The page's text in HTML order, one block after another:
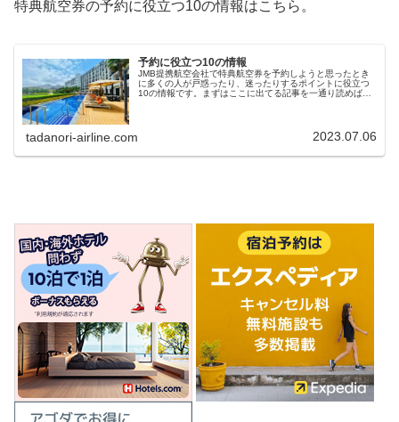
特典航空券の予約に役立つ10の情報はこちら。
予約に役立つ10の情報
JMB提携航空会社で特典航空券を予約しようと思ったとき
に多くの人が戸惑ったり、迷ったりするポイントに役立つ
10の情報です。まずはここに出てる記事を一通り読めばス
tadanori-airline.com 2023.07.06